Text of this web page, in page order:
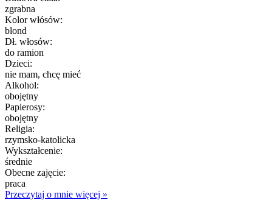
zgrabna
Kolor włósów:
blond
Dł. włosów:
do ramion
Dzieci:
nie mam, chcę mieć
Alkohol:
obojętny
Papierosy:
obojętny
Religia:
rzymsko-katolicka
Wykształcenie:
średnie
Obecne zajęcie:
praca
Przeczytaj o mnie więcej »